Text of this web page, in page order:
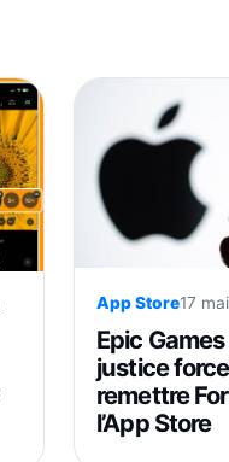
App Store17
Epic
justice
remettre
l’App Store